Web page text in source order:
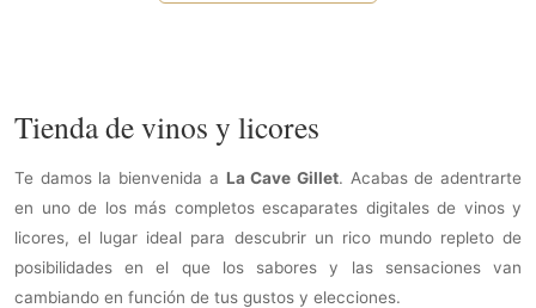
Tienda de vinos y licores
Te damos la bienvenida a La Cave Gillet. Acabas de adentrarte
en uno de los más completos escaparates digitales de vinos y
licores, el lugar ideal para descubrir un rico mundo repleto de
posibilidades en el que los sabores y las sensaciones van
cambiando en función de tus gustos y elecciones.